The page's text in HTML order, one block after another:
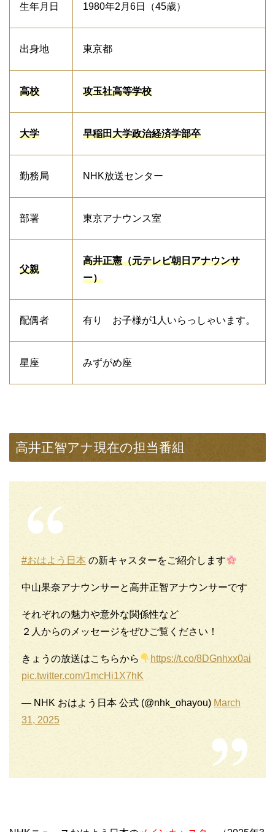
生年月日 1980年2月6日（45歳）
出身地 東京都
高校 攻玉社高等学校
大学 早稲田大学政治経済学部卒
勤務局 NHK放送センター
部署 東京アナウンス室
父親
高井正憲（元テレビ朝日アナウンサ
ー）
配偶者 有り お子様が1人いらっしゃいます。
星座 みずがめ座
高井正智アナ現在の担当番組
#おはよう日本 の新キャスターをご紹介します
中山果奈アナウンサーと高井正智アナウンサーです
それぞれの魅力や意外な関係性など
２人からのメッセージをぜひご覧ください！
きょうの放送はこちらから
https://t.co/8DGnhxx0ai
pic.twitter.com/1mcHi1X7hK
— NHK おはよう日本 公式 (@nhk_ohayou) March
31, 2025